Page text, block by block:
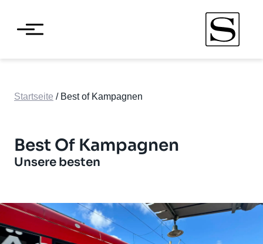
Startseite / Best of Kampagnen
Best Of Kampagnen
Unsere besten